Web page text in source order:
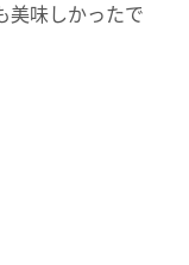
美味しかったで